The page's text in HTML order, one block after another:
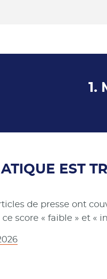
1.
EST
de presse ont
score « faible » et «